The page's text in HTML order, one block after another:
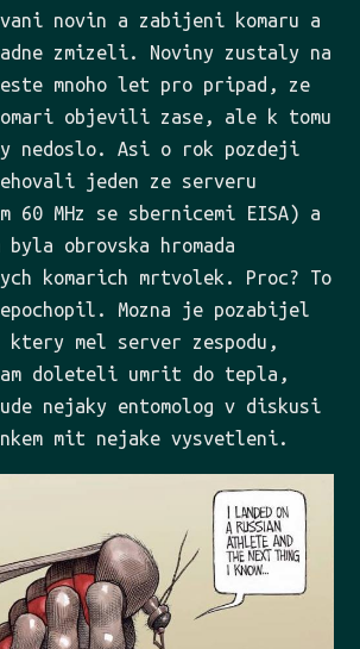
novin a zabijeni komaru a
zmizeli. Noviny zustaly na
mnoho let pro pripad, ze
objevili zase, ale k tomu
nedoslo. Asi o rok pozdeji
jeden ze serveru
60 MHz se sbernicemi EISA) a
byla obrovska hromada
komarich mrtvolek. Proc? To
Mozna je pozabijel
mel server zespodu,
doleteli umrit do tepla,
nejaky entomolog v diskusi
mit nejake vysvetleni.